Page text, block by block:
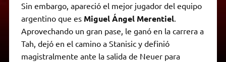
Sin embargo, apareció el mejor jugador del equipo
argentino que es Miguel Ángel Merentiel.
Aprovechando un gran pase, le ganó en la carrera a
Tah, dejó en el camino a Stanisic y definió
magistralmente ante la salida de Neuer para